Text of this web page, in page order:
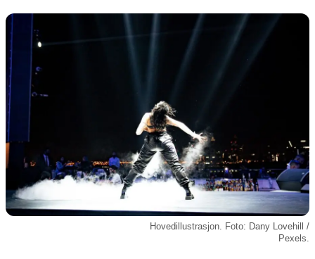
Animasjon
Sosiale medier
Filmkveld
Seervaner
Annonsepolicy
Brukervilkår
Redaksjonell policy
Informasjon
Om oss
Kontakt oss
Hovedillustrasjon. Foto: Dany Lovehill /
Pexels.